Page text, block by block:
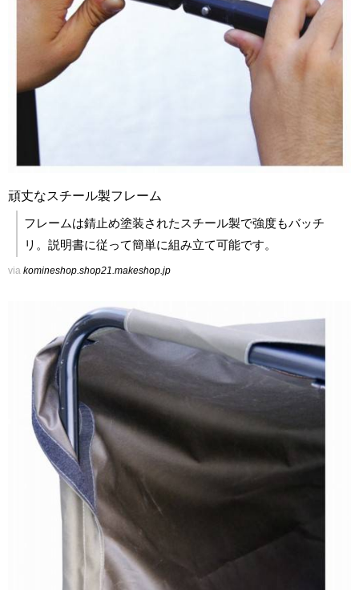
頑丈なスチール製フレーム
フレームは錆止め塗装されたスチール製で強度もバッチ
リ。説明書に従って簡単に組み立て可能です。
via komineshop.shop21.makeshop.jp